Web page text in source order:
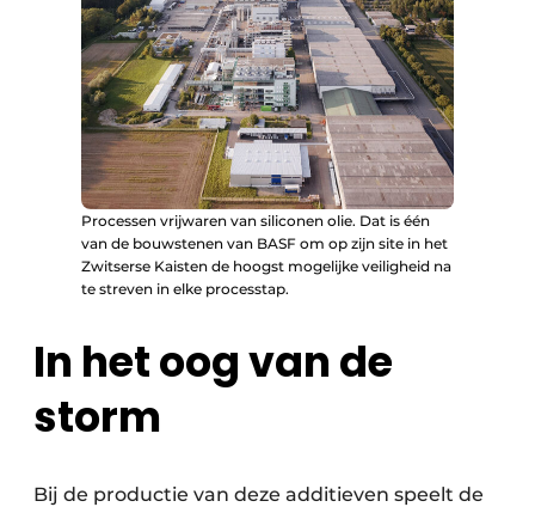
Processen vrijwaren van siliconen olie. Dat is één
van de bouwstenen van BASF om op zijn site in het
Zwitserse Kaisten de hoogst mogelijke veiligheid na
te streven in elke processtap.
In het oog van de
storm
Bij de productie van deze additieven speelt de